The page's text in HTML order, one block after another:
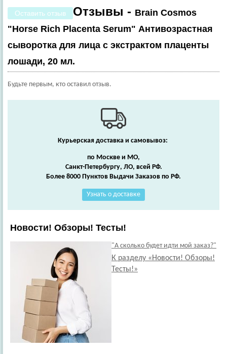
Оставить отзыв Отзывы - Brain Cosmos
"Horse Rich Placenta Serum" Антивозрастная
сыворотка для лица с экстрактом плаценты
лошади, 20 мл.
Будьте первым, кто оставил отзыв.
Курьерская доставка и самовывоз:
по Москве и МО,
Санкт-Петербургу, ЛО, всей РФ.
Более 8000 Пунктов Выдачи Заказов по РФ.
Узнать о доставке
Новости! Обзоры! Тесты!
"А сколько будет идти мой заказ?"
К разделу «Новости! Обзоры!
Тесты!»